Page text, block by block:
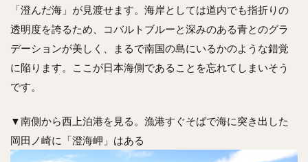
「澄んだ海」が見渡せます。海岸としては道内でも指折りの
透明度を誇るため、コバルトブルーと深みのある青とのグラ
デーションが美しく、まるで南国の島にいるかのような錯覚
に陥ります。ここが日本海側であることを忘れてしまいそう
です。
▼南側から西上泊港を見る。漁港すぐそばで海に突き出した
岡田ノ崎に「澄海岬」はある